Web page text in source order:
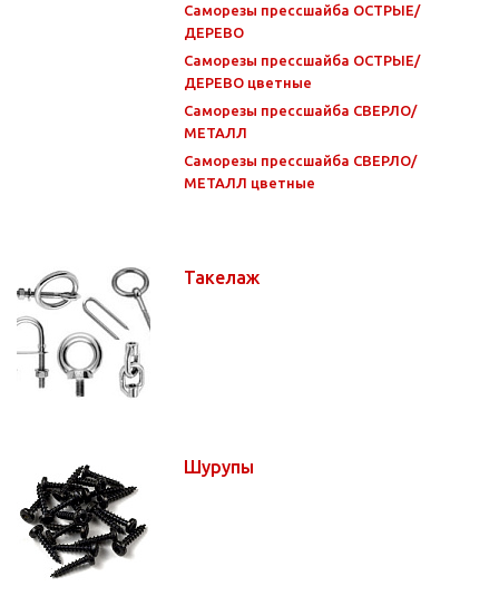
Саморезы прессшайба ОСТРЫЕ/
ДЕРЕВО
Саморезы прессшайба ОСТРЫЕ/
ДЕРЕВО цветные
Саморезы прессшайба СВЕРЛО/
МЕТАЛЛ
Саморезы прессшайба СВЕРЛО/
МЕТАЛЛ цветные
Такелаж
Шурупы